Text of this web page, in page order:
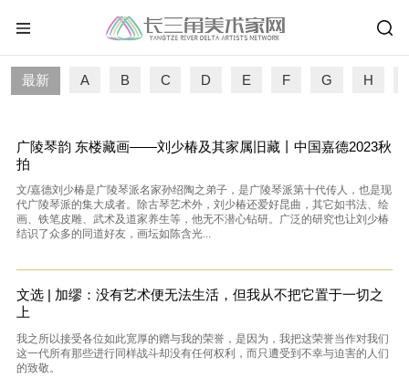
最新 A B C D E F G H
广陵琴韵 东楼藏画——刘少椿及其家属旧藏丨中国嘉德2023秋
拍
文/嘉德刘少椿是广陵琴派名家孙绍陶之弟子，是广陵琴派第十代传人，也是现
代广陵琴派的集大成者。除古琴艺术外，刘少椿还爱好昆曲，其它如书法、绘
画、铁笔皮雕、武术及道家养生等，他无不潜心钻研。广泛的研究也让刘少椿
结识了众多的同道好友，画坛如陈含光...
文选 | 加缪：没有艺术便无法生活，但我从不把它置于一切之
上
我之所以接受各位如此宽厚的赠与我的荣誉，是因为，我把这荣誉当作对我们
这一代所有那些进行同样战斗却没有任何权利，而只遭受到不幸与迫害的人们
的致敬。